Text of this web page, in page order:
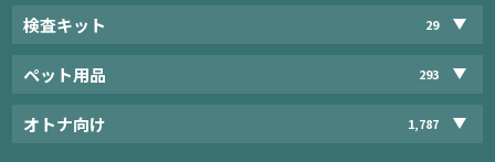
検査キット 29
ペット用品 293
オトナ向け 1,787